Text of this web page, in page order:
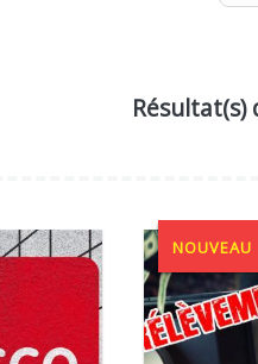
NOUVEAU